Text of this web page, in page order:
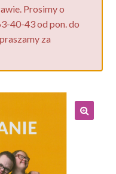
Prosimy o
40-43 od pon. do
za